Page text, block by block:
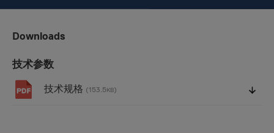
Downloads
技术参数
技术规格 (153.5KB)